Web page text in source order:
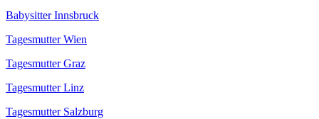
Babysitter Innsbruck
Tagesmutter Wien
Tagesmutter Graz
Tagesmutter Linz
Tagesmutter Salzburg